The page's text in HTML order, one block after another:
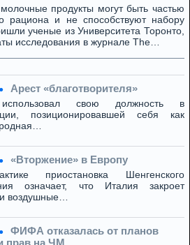
продукты могут быть частью
рациона и не способствуют набору
ученые из Университета Торонто,
исследования в журнале The…
Арест «благотворителя»
свою должность в
позиционировавшей себя как
«Вторжение» в Европу
приостановка Шенгенского
означает, что Италия закроет
воздушные…
ФИФА отказалась от планов
прав на ЧМ